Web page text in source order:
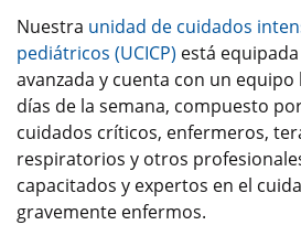
Nuestra unidad de cuidados
pediátricos (UCICP) está
avanzada y cuenta con un equipo
días de la semana, compuesto
cuidados críticos, enfermeros,
respiratorios y otros
capacitados y expertos en el
gravemente enfermos.